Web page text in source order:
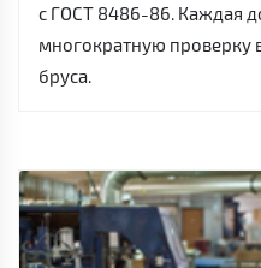
с ГОСТ 8486-86. Каждая
многократную проверку
бруса.